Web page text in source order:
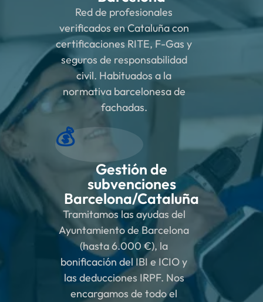
Red de profesionales
verificados en Cataluña con
certificaciones RITE, F-Gas y
seguros de responsabilidad
civil. Habituados a la
normativa barcelonesa de
fachadas.
💰
Gestión de
subvenciones
Barcelona/Cataluña
Tramitamos las ayudas del
Ayuntamiento de Barcelona
(hasta 6.000 €), la
bonificación del IBI e ICIO y
las deducciones IRPF. Nos
encargamos de todo el